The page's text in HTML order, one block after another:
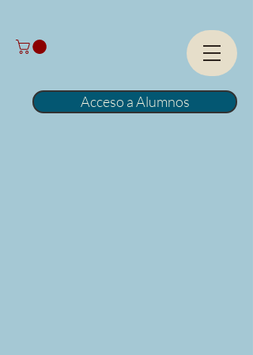
Acceso a Alumnos